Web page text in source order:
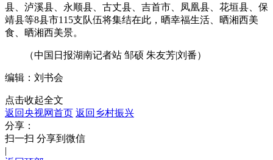
县、泸溪县、永顺县、古丈县、吉首市、凤凰县、花垣县、保
靖县等8县市115支队伍将集结在此，晒幸福生活、晒湘西美
食、晒湘西美景。
（中国日报湖南记者站 邹硕 朱友芳|刘番）
编辑：刘书会
点击收起全文
返回央视网首页 返回乡村振兴
分享：
扫一扫 分享到微信
|